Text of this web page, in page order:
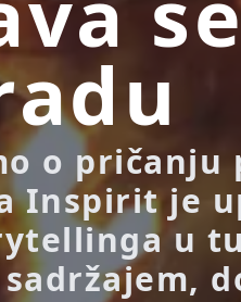
o
Inspirit je
u